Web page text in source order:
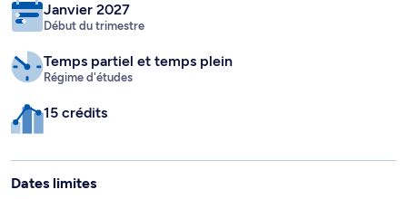
Janvier 2027
Début du trimestre
Temps partiel et temps plein
Régime d'études
15 crédits
Dates limites